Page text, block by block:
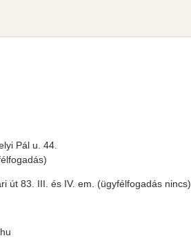
Pál u. 44.
út 83. III. és IV. em. (ügyfélfogadás nincs)